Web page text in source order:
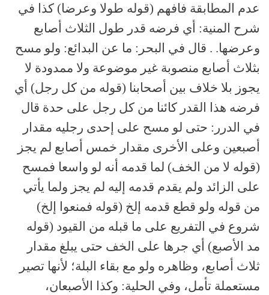
عدم المطابقة فافهم (قوله طولا وعرضا) كذا في
شرح المنية: أي فرضه قدر طول الثلاث أصابع
وعرضها. . قال في البحر: ما عن البدائع: ولو مسح
بثلاث أصابع منصوبة غير موضوعة ولا ممدودة لا
يجوز بلا خلاف بين أصحابنا (قوله من كل رجل) أي
فرضه هذا القدر كائنا من كل رجل على حدة قال
في الدرر: حتى لو مسح على إحدى رجليه مقدار
أصبعين وعلى الأخرى مقدار خمس أصابع لم يجز
(قوله لا من الخف) لما قدمه أنه لو واسعا فمسح
على الزائد ولم يقدم قدمه إليه لم يجز ولما يأتي
من قوله ولو قطع قدمه إلخ (قوله فمنعوا إلخ)
شروع في التفريع على ما قبله من القيود (قوله
مد الأصبع) أي جرها على الخف حتى يبلغ مقدار
ثلاث أصابع، وظاهره ولو مع بقاء البلة؛ لأنها تصير
مستعملة تأمل، وفي الحلية: وكذا الأصبعان،